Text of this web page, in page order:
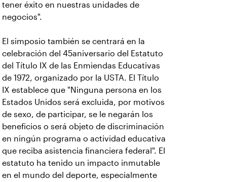
tener éxito en nuestras unidades de
negocios".
El simposio también se centrará en la
celebración del 45aniversario del Estatuto
del Título IX de las Enmiendas Educativas
de 1972, organizado por la USTA. El Título
IX establece que "Ninguna persona en los
Estados Unidos será excluida, por motivos
de sexo, de participar, se le negarán los
beneficios o será objeto de discriminación
en ningún programa o actividad educativa
que reciba asistencia financiera federal". El
estatuto ha tenido un impacto inmutable
en el mundo del deporte, especialmente